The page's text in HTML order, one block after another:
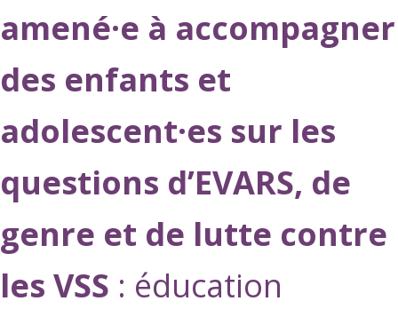
amené·e à accompagner
des enfants et
adolescent·es sur les
questions d’EVARS, de
genre et de lutte contre
les VSS : éducation